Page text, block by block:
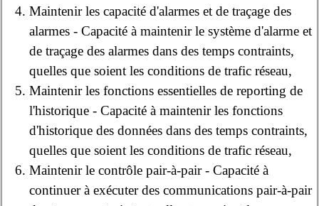
Maintenir les capacité d'alarmes et de traçage des
alarmes - Capacité à maintenir le système d'alarme et
de traçage des alarmes dans des temps contraints,
quelles que soient les conditions de trafic réseau,
Maintenir les fonctions essentielles de reporting de
l'historique - Capacité à maintenir les fonctions
d'historique des données dans des temps contraints,
quelles que soient les conditions de trafic réseau,
Maintenir le contrôle pair-à-pair - Capacité à
continuer à exécuter des communications pair-à-pair